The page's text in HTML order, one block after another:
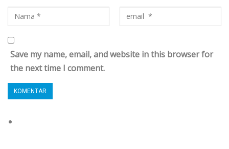
Save my name, email, and website in this browser for
the next time I comment.